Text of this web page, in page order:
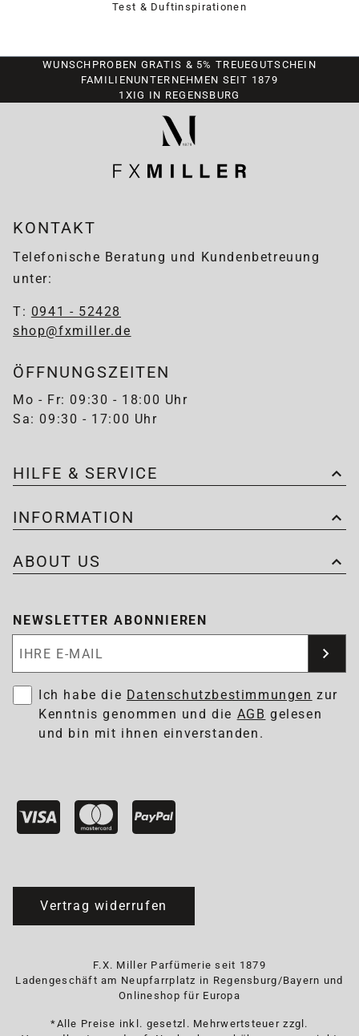
Test & Duftinspirationen
WUNSCHPROBEN GRATIS & 5% TREUEGUTSCHEIN
FAMILIENUNTERNEHMEN SEIT 1879
1XIG IN REGENSBURG
KONTAKT
Telefonische Beratung und Kundenbetreuung
unter:
T: 0941 - 52428
shop@fxmiller.de
ÖFFNUNGSZEITEN
Mo - Fr: 09:30 - 18:00 Uhr
Sa: 09:30 - 17:00 Uhr
HILFE & SERVICE
INFORMATION
ABOUT US
NEWSLETTER ABONNIEREN
Ich habe die Datenschutzbestimmungen zur
Kenntnis genommen und die AGB gelesen
und bin mit ihnen einverstanden.
Vertrag widerrufen
F.X. Miller Parfümerie seit 1879
Ladengeschäft am Neupfarrplatz in Regensburg/Bayern und
Onlineshop für Europa
*Alle Preise inkl. gesetzl. Mehrwertsteuer zzgl.